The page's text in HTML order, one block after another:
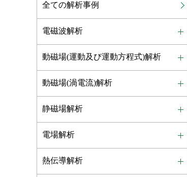
全ての解析事例
電磁波解析
動磁場(運動及び運動方程式)解析
動磁場(渦電流)解析
静磁場解析
電場解析
熱伝導解析